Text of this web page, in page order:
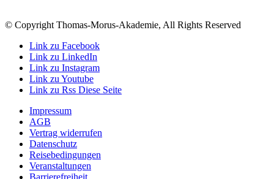
© Copyright Thomas-Morus-Akademie, All Rights Reserved
Link zu Facebook
Link zu LinkedIn
Link zu Instagram
Link zu Youtube
Link zu Rss Diese Seite
Impressum
AGB
Vertrag widerrufen
Datenschutz
Reisebedingungen
Veranstaltungen
Barrierefreiheit